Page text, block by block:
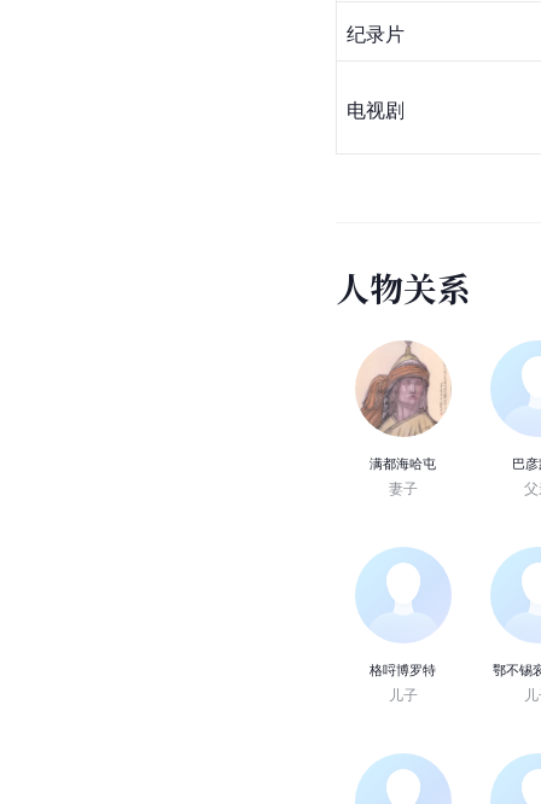
纪录片
电视剧
人物关系
满都海哈屯
妻子
巴
格哷博罗特
儿子
鄂不锡